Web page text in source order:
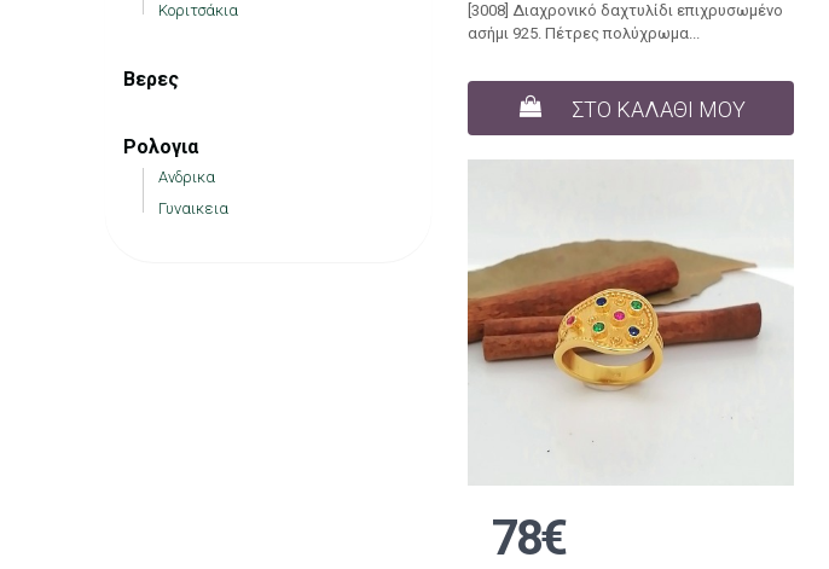
[3008] Διαχρονικό δαχτυλίδι επιχρυσωμένο
ασήμι 925. Πέτρες πολύχρωμα...
ΣΤΟ ΚΑΛΑΘΙ ΜΟΥ
78€
Κοριτσάκια
Βερες
Ρολογια
Ανδρικα
Γυναικεια